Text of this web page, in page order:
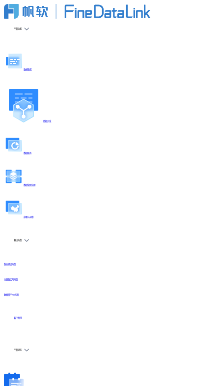
产品功能
数据集成
数据开发
数据服务
数据管理治理
部署与运维
解决方案
数仓建设方案
全链路实时方案
数据资产API方案
客户案例
产品动态